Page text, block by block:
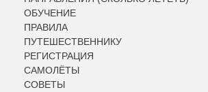
ОБУЧЕНИЕ
ПРАВИЛА
ПУТЕШЕСТВЕННИКУ
РЕГИСТРАЦИЯ
САМОЛЁТЫ
СОВЕТЫ